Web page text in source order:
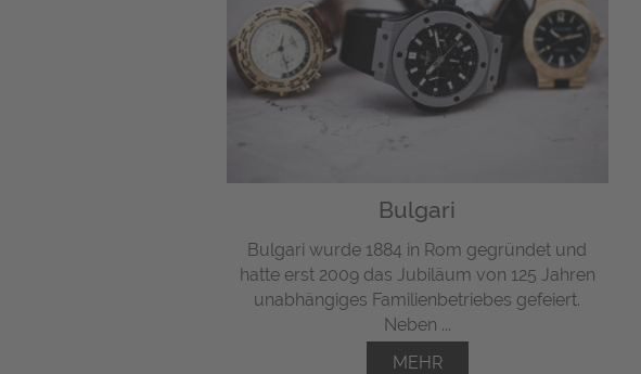
Bulgari
Bulgari wurde 1884 in Rom gegründet und
hatte erst 2009 das Jubiläum von 125 Jahren
unabhängiges Familienbetriebes gefeiert.
Neben ...
MEHR